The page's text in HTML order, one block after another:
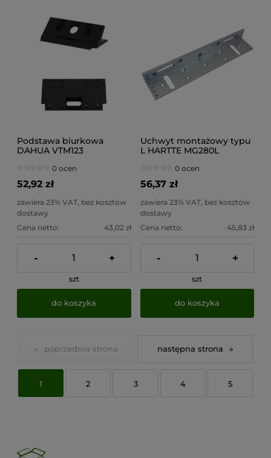
Podstawa biurkowa
DAHUA VTM123
0 ocen
52,92 zł
zawiera 23% VAT, bez kosztów
dostawy
Cena netto:
43,02 zł
- +
szt
do koszyka
Uchwyt montażowy typu
L HARTTE MG280L
0 ocen
56,37 zł
zawiera 23% VAT, bez kosztów
dostawy
Cena netto:
45,83 zł
- +
szt
do koszyka
«
1 2 3 4 5
»